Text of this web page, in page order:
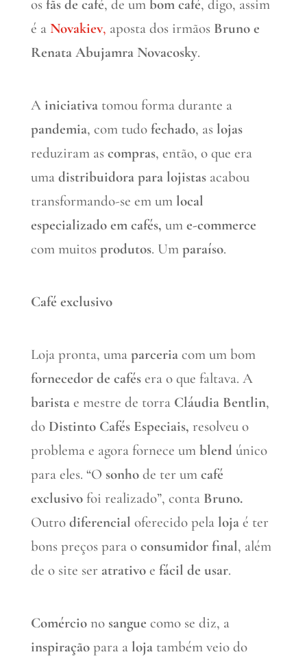
os fãs de café, de um bom café, digo, assim
é a Novakiev, aposta dos irmãos Bruno e
Renata Abujamra Novacosky.
A iniciativatomou forma durante a
pandemia, com tudo fechado, as lojas
reduziram as compras, então, o que era
uma distribuidora para lojistasacabou
transformando-se em um local
especializado em cafés, ume-commerce
com muitos produtos. Um paraíso.
Café exclusivo
Loja pronta, uma parceriacom um bom
fornecedor de cafésera o que faltava. A
baristae mestre de torra Cláudia Bentlin,
do Distinto Cafés Especiais, resolveu o
problema e agora fornece um blendúnico
para eles. “O sonhode ter um café
exclusivofoi realizado”, conta Bruno.
Outro diferencial oferecido pela lojaé ter
bons preços para o consumidor final, além
de o site ser atrativoe fácil de usar.
Comérciono sangue como se diz, a
inspiraçãopara a lojatambém veio do